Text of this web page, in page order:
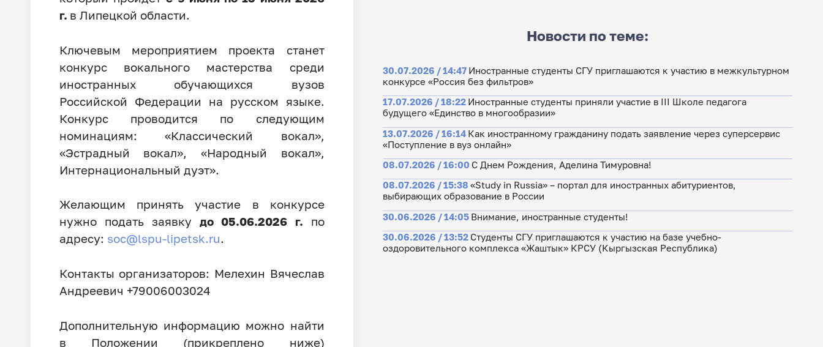
г. в Липецкой области.
Ключевым мероприятием проекта станет
конкурс вокального мастерства среди
иностранных обучающихся вузов
Российской Федерации на русском языке.
Конкурс проводится по следующим
номинациям: «Классический вокал»,
«Эстрадный вокал», «Народный вокал»,
Интернациональный дуэт».
Желающим принять участие в конкурсе
нужно подать заявкудо 05.06.2026 г. по
адресу: soc@lspu-lipetsk.ru.
Контакты организаторов: Мелехин Вячеслав
Андреевич +79006003024
Дополнительную информацию можно найти
в Положении (прикреплено ниже)
Новости по теме:
30.07.2026 / 14:47 Иностранные студенты СГУ приглашаются к участию в межкультурном
конкурсе «Россия без фильтров»
17.07.2026 / 18:22 Иностранные студенты приняли участие в III Школе педагога
будущего «Единство в многообразии»
13.07.2026 / 16:14 Как иностранному гражданину подать заявление через суперсервис
«Поступление в вуз онлайн»
08.07.2026 / 16:00 С Днем Рождения, Аделина Тимуровна!
08.07.2026 / 15:38 «Study in Russia» – портал для иностранных абитуриентов,
выбирающих образование в России
30.06.2026 / 14:05 Внимание, иностранные студенты!
30.06.2026 / 13:52 Студенты СГУ приглашаются к участию на базе учебно-
оздоровительного комплекса «Жаштык» КРСУ (Кыргызская Республика)